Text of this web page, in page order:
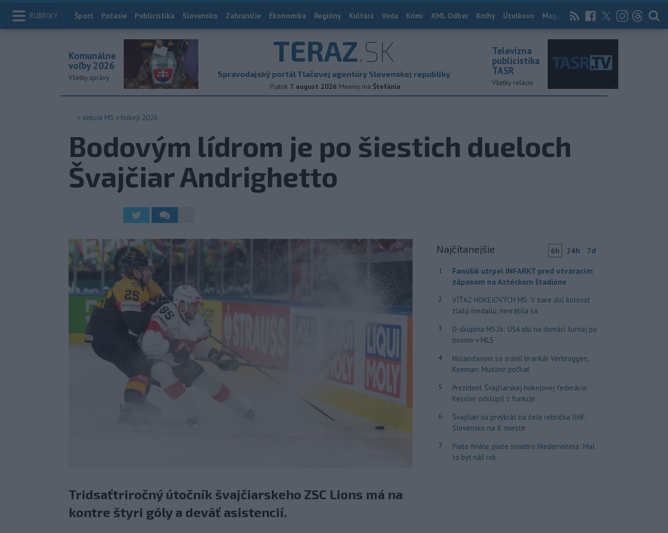
RUBRIKY Index
Šport Počasie Publicistika Slovensko Zahraničie Ekonomika Regióny Kultúra Veda Krimi XML Odber Knihy Útulkovo Magazín News Now Archív
TERAZ.SK
Spravodajský portál Tlačovej agentúry Slovenskej republiky
Piatok 7. august 2026 Meniny má Štefánia
Komunálne
voľby 2026
Všetky správy
Televízna
publicistika
TASR
Všetky relácie
< sekcia MS v hokeji 2026
Bodovým lídrom je po šiestich dueloch
Švajčiar Andrighetto
Tridsaťtriročný útočník švajčiarskeho ZSC Lions má na
kontre štyri góly a deväť asistencií.
Najčítanejšie 6h 24h 7d
1
Fanúšik utrpel INFARKT pred otváracím
zápasom na Aztéckom štadióne
2
VÍŤAZ HOKEJOVÝCH MS: V bare dal kolovať
zlatú medailu, nevrátila sa
3
D-skupina MS26: USA idú na domáci turnaj po
boome v MLS
4
Holanďanom sa zranil brankár Verbruggen,
Koeman: Musíme počkať
5
Prezident Švajčiarskej hokejovej federácie
Kessler odstúpil z funkcie
6
Švajčiari sú prvýkrát na čele rebríčka IIHF,
Slovensko na 8. mieste
7
Piate finále, piate striebro Niederreitera: Mal
to byť náš rok